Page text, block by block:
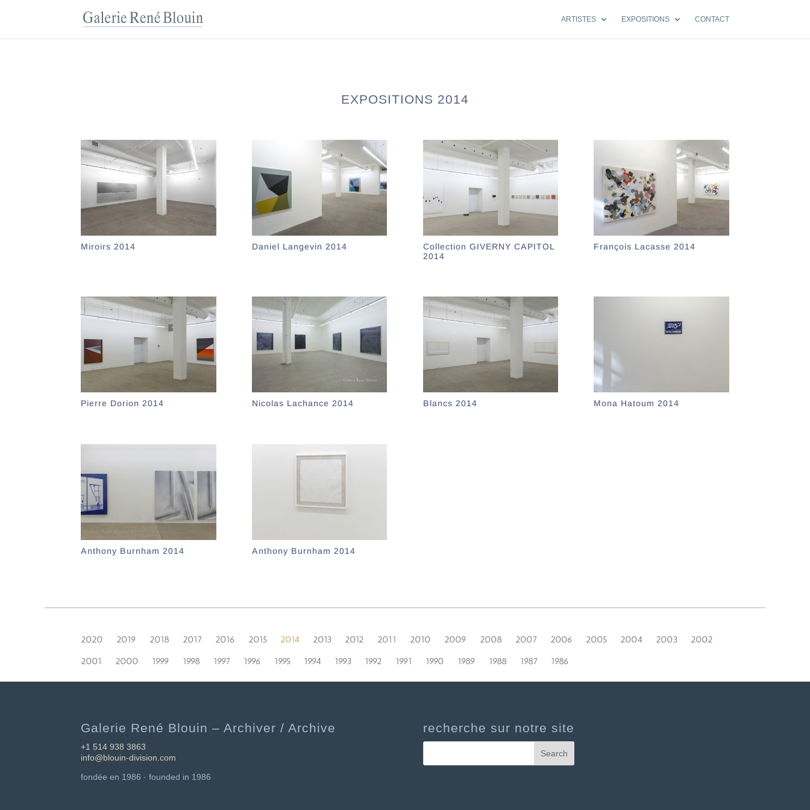
ARTISTES EXPOSITIONS CONTACT
EXPOSITIONS 2014
Miroirs 2014 Daniel Langevin 2014
Collection GIVERNY CAPITOL
2014
François Lacasse 2014
Pierre Dorion 2014 Nicolas Lachance 2014 Blancs 2014 Mona Hatoum 2014
Anthony Burnham 2014 Anthony Burnham 2014
2020 2019 2018 2017 2016 2015 2014 2013 2012 2011 2010 2009 2008 2007 2006 2005 2004 2003
2002
2001
2000 1999 1998 1997 1996 1995 1994 1993 1992 1991 1990 1989 1988 1987 1986
Galerie René Blouin – Archiver / Archive
+1 514 938 3863
info@blouin-division.com
fondée en 1986 · founded in 1986
recherche sur notre site